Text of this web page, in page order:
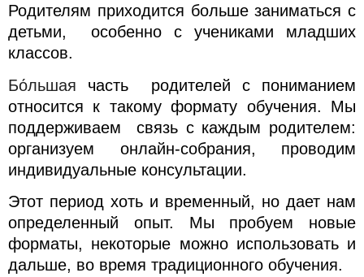
Родителям приходится больше заниматься с
детьми, особенно с учениками младших
классов.
Бо́льшая часть родителей с пониманием
относится к такому формату обучения. Мы
поддерживаем связь с каждым родителем:
организуем онлайн-собрания, проводим
индивидуальные консультации.
Этот период хоть и временный, но дает нам
определенный опыт. Мы пробуем новые
форматы, некоторые можно использовать и
дальше, во время традиционного обучения.